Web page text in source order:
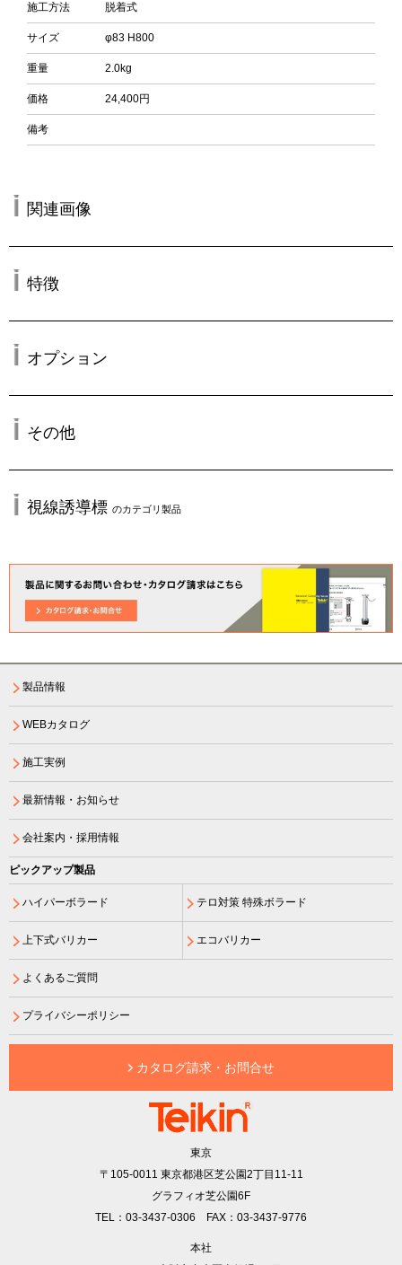
施工方法 脱着式
サイズ φ83 H800
重量 2.0kg
価格 24,400円
備考
関連画像
特徴
オプション
その他
視線誘導標 のカテゴリ製品
製品情報
WEBカタログ
施工実例
最新情報・お知らせ
会社案内・採用情報
ピックアップ製品
ハイパーボラード テロ対策 特殊ボラード
上下式バリカー エコバリカー
よくあるご質問
プライバシーポリシー
カタログ請求・お問合せ
東京
〒105-0011 東京都港区芝公園2丁目11-11
グラフィオ芝公園6F
TEL：03-3437-0306 FAX：03-3437-9776
本社